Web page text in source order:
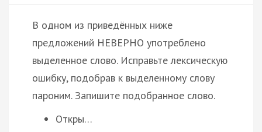
В одном из приведённых ниже
предложений НЕВЕРНО употреблено
выделенное слово. Исправьте лексическую
ошибку, подобрав к выделенному слову
пароним. Запишите подобранное слово.
Откры…